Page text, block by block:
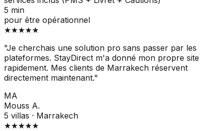
5 min
pour être opérationnel
★★★★★
"Je cherchais une solution pro sans passer par les
plateformes. StayDirect m'a donné mon propre site
rapidement. Mes clients de Marrakech réservent
directement maintenant."
MA
Mouss A.
5 villas · Marrakech
★★★★★